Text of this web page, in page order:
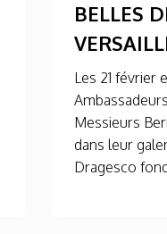
BELLES
Les 21 février
Messieurs
dans leur
Dragesco